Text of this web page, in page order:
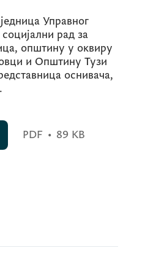
Управног
рад за
општину у оквиру
и Општину Тузи
оснивача,
PDF • 89 KB